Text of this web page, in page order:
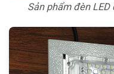
Sản phẩm đèn